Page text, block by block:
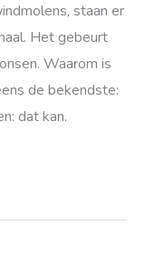
staan er
Het gebeurt
Waarom is
de bekendste:
dat kan.